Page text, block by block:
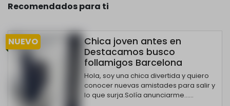
Recomendados para ti
NUEVO
Chica joven antes en
Destacamos busco
follamigos Barcelona
Hola, soy una chica divertida y quiero
conocer nuevas amistades para salir y
lo que surja.Solía anunciarme......